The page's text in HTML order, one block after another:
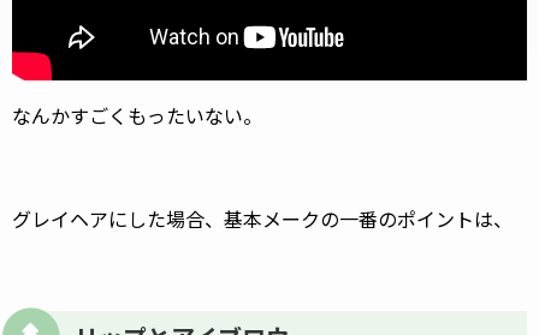
なんかすごくもったいない。
グレイヘアにした場合、基本メークの一番のポイントは、